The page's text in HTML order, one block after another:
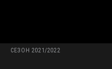
СЕЗОН 2021/2022